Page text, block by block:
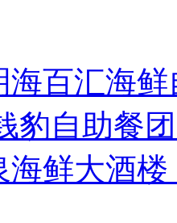
海百汇海
豹自助餐
海鲜大酒